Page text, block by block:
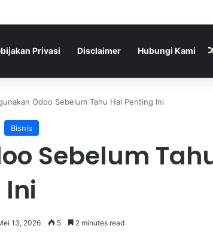
yang Wajib Dicoba
Privasi Disclaimer Hubungi Kami
Odoo Sebelum Tahu Hal Penting Ini
Bisnis
Sebelum
Ini
13, 2026 5 2 minutes read